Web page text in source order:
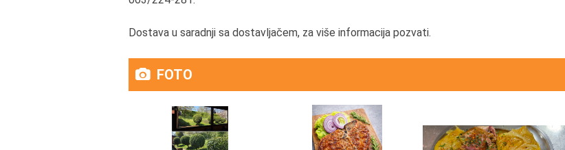
Dostava u saradnji sa dostavljačem, za više informacija pozvati.
FOTO